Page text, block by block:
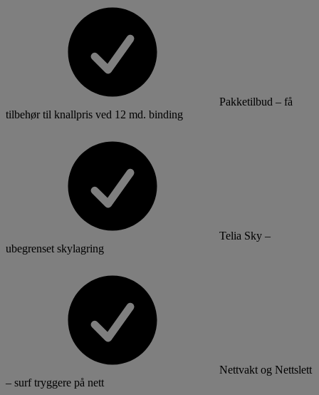
Pakketilbud – få
tilbehør til knallpris ved 12 md. binding
Telia Sky –
ubegrenset skylagring
Nettvakt og Nettslett
– surf tryggere på nett